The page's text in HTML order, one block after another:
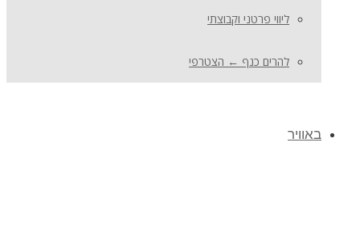
ליווי פרטני וקבוצתי
להרים כנף ← הצטרפי
באוויר